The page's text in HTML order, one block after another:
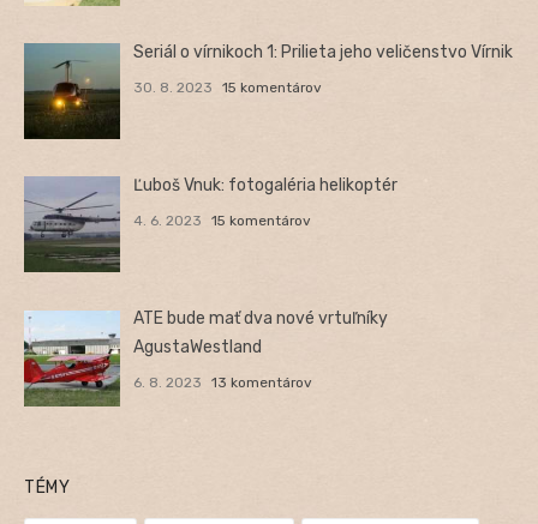
Seriál o vírnikoch 1: Prilieta jeho veličenstvo Vírnik
30. 8. 2023 15 komentárov
Ľuboš Vnuk: fotogaléria helikoptér
4. 6. 2023 15 komentárov
ATE bude mať dva nové vrtuľníky
AgustaWestland
6. 8. 2023 13 komentárov
TÉMY